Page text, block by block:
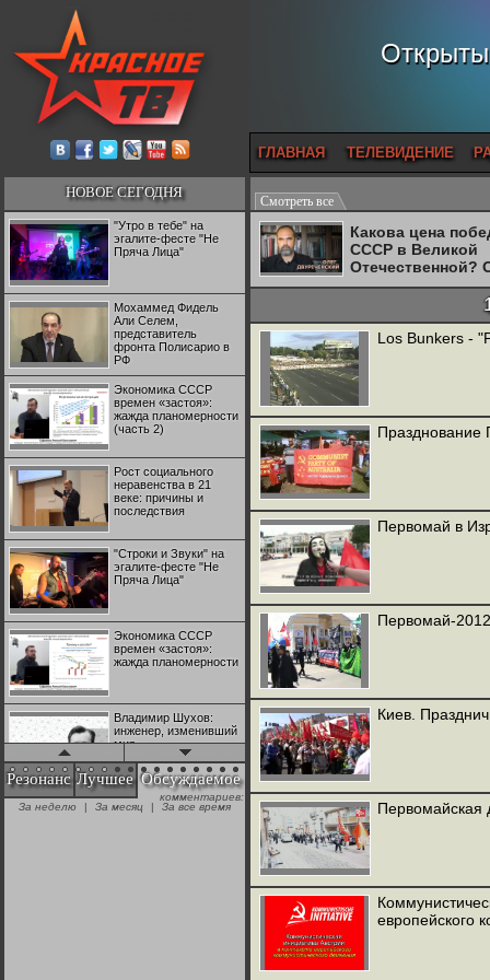
ГЛАВНАЯ ТЕЛЕВИДЕНИЕ
НОВОЕ СЕГОДНЯ
"Утро в тебе" на
эгалите-фесте "Не
Пряча Лица"
Мохаммед Фидель
Али Селем,
представитель
фронта Полисарио в
РФ
Экономика СССР
времен «застоя»:
жажда планомерности
(часть 2)
Рост социального
неравенства в 21
веке: причины и
последствия
"Строки и Звуки" на
эгалите-фесте "Не
Пряча Лица"
Экономика СССР
времен «застоя»:
жажда планомерности
Владимир Шухов:
инженер, изменивший
мир
"Аркадий Коц" на
эгалите-фесте "Не
Резонанс Лучшее Обсуждаемое
комментариев:
За неделю
| За месяц | За все время
Смотреть все
Какова цена
СССР в Великой
Отечественной?
Двуреченский о
Los Bunkers -
Празднование
Первомай в
Первомай-
Киев.
Первомайская
европейского